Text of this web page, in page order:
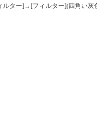
ター]→[フィルター](四角い灰